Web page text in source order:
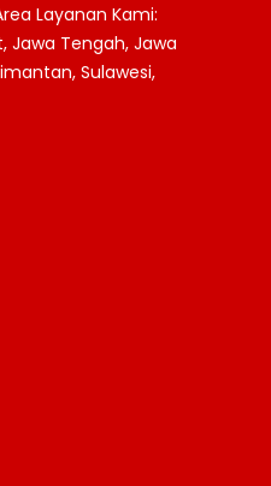
Layanan Kami:
Jawa Tengah, Jawa
Sulawesi,